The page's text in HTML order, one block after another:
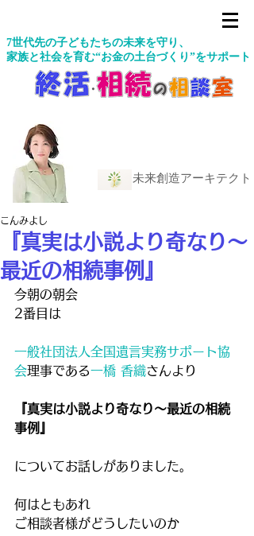
7世代先の子どもたちの未来を守り、
家族と社会を育む“お金の土台づくり”をサポート
未来創造アーキテクト
『真実は小説より奇なり〜
最近の相続事例』
こんみよし
今朝の朝会
2番目は
一般社団法人全国遺言実務サポート協
会理事である一橋 香織さんより
『真実は小説より奇なり〜最近の相続
事例』
についてお話しがありました。
何はともあれ
ご相談者様がどうしたいのか